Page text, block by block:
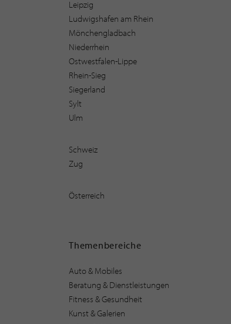
Leipzig
Ludwigshafen am Rhein
Mönchengladbach
Niederrhein
Ostwestfalen-Lippe
Rhein-Sieg
Siegerland
Sylt
Ulm
Schweiz
Zug
Österreich
Themenbereiche
Auto & Mobiles
Beratung & Dienstleistungen
Fitness & Gesundheit
Kunst & Galerien